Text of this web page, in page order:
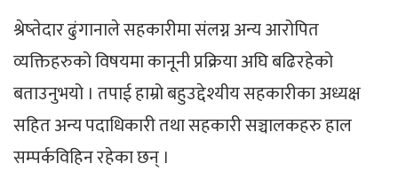
श्रेष्तेदार ढुंगानाले सहकारीमा संलग्न अन्य आरोपित
व्यक्तिहरुको विषयमा कानूनी प्रक्रिया अघि बढिरहेको
बताउनुभयो । तपाई हाम्रो बहुउद्देश्यीय सहकारीका अध्यक्ष
सहित अन्य पदाधिकारी तथा सहकारी सञ्चालकहरु हाल
सम्पर्कविहिन रहेका छन् ।